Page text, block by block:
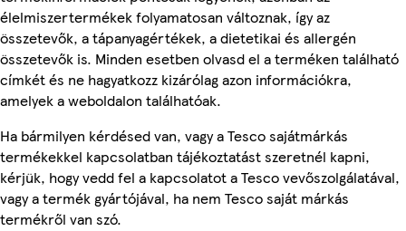
élelmiszertermékek folyamatosan változnak, így az
összetevők, a tápanyagértékek, a dietetikai és allergén
összetevők is. Minden esetben olvasd el a terméken található
címkét és ne hagyatkozz kizárólag azon információkra,
amelyek a weboldalon találhatóak.
Ha bármilyen kérdésed van, vagy a Tesco sajátmárkás
termékekkel kapcsolatban tájékoztatást szeretnél kapni,
kérjük, hogy vedd fel a kapcsolatot a Tesco vevőszolgálatával,
vagy a termék gyártójával, ha nem Tesco saját márkás
termékről van szó.